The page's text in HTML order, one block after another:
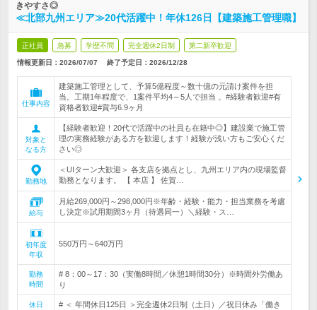
きやすさ◎
≪北部九州エリア≫20代活躍中！年休126日【建築施工管理職】
正社員 急募 学歴不問 完全週休2日制 第二新卒歓迎
情報更新日：2026/07/07 終了予定日： 2026/12/28
仕事内容
建築施工管理として、予算5億程度～数十億の元請け案件を担
当。工期1年程度で、1案件平均4～5人で担当 。#経験者歓迎#有
資格者歓迎#賞与6.9ヶ月
対象と
なる方
【経験者歓迎！20代で活躍中の社員も在籍中◎】建設業で施工管
理の実務経験がある方を歓迎します！経験が浅い方もご安心くだ
さい◎
勤務地
＜UIターン大歓迎＞ 各支店を拠点とし、九州エリア内の現場監督
勤務となります。 【 本店 】 佐賀…
給与
月給269,000円～298,000円※年齢・経験・能力・担当業務を考慮
し決定※試用期間3ヶ月（待遇同一）＼経験・ス…
初年度
年収
550万円～640万円
勤務
時間
# 8：00～17：30（実働8時間／休憩1時間30分）※時間外労働あ
り
休日
# ＜ 年間休日125日 ＞完全週休2日制（土日）／祝日休み「働き